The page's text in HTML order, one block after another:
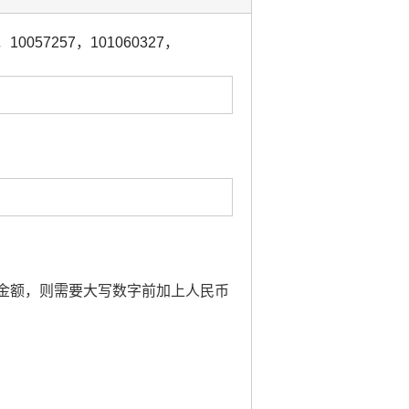
10057257， 101060327，
额，则需要大写数字前加上人民币